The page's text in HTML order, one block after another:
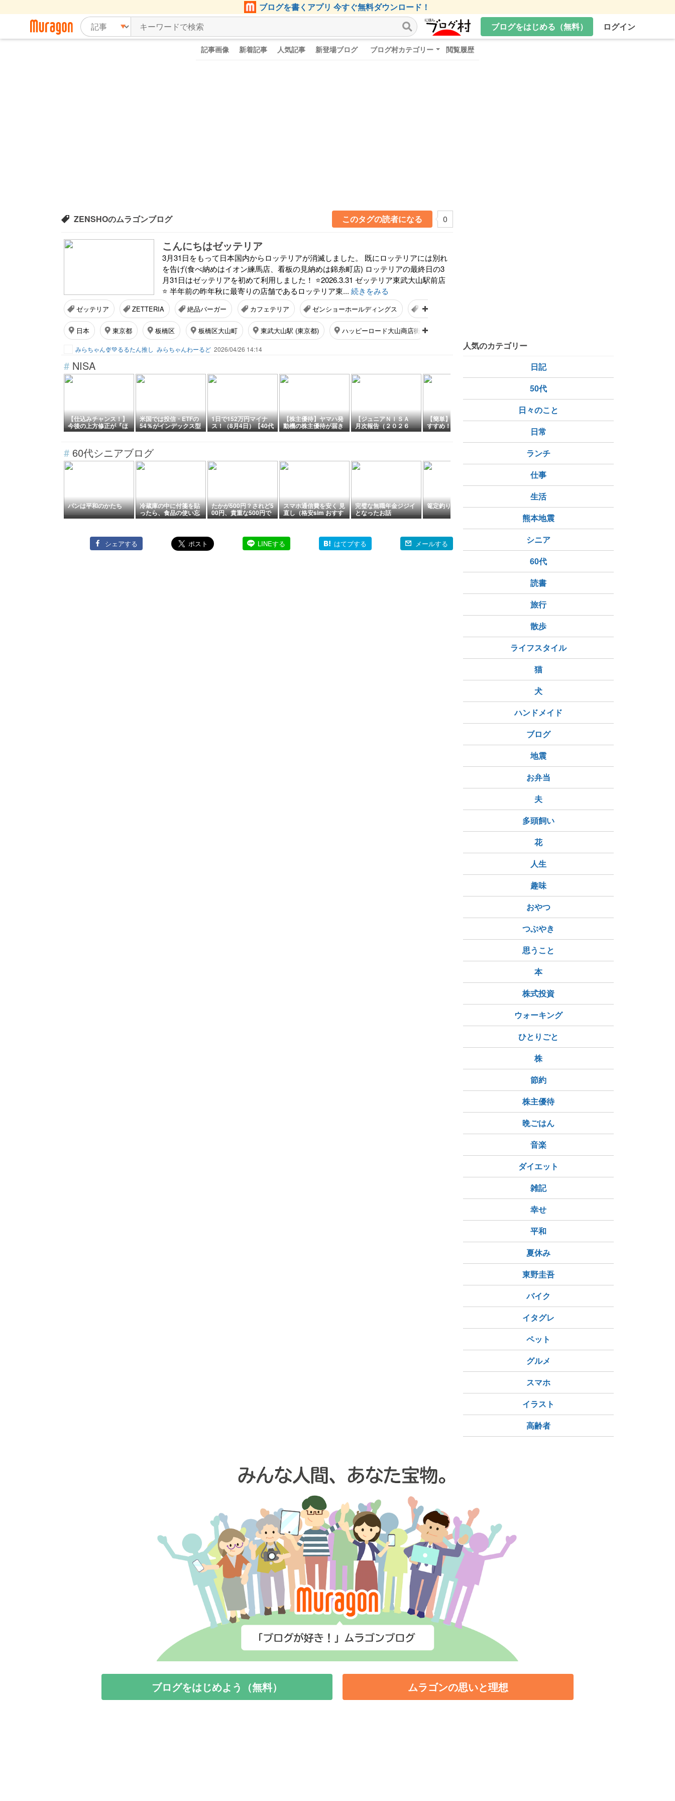
ブログを書くアプリ 今すぐ無料ダウンロード！
ブログをはじめる（無料）
ログイン
記事画像 新着記事 人気記事 新登場ブログ ブログ村カテゴリー 閲覧履歴
ZENSHOのムラゴンブログ このタグの読者になる 0
こんにちはゼッテリア
3月31日をもって日本国内からロッテリアが消滅しました。 既にロッテリアには別れ
を告げ(食べ納めはイオン練馬店、看板の見納めは錦糸町店) ロッテリアの最終日の3
月31日はゼッテリアを初めて利用しました！ ⭐2026.3.31 ゼッテリア東武大山駅前店
⭐ 半年前の昨年秋に最寄りの店舗であるロッテリア東... 続きをみる
ゼッテリア ZETTERIA 絶品バーガー カフェテリア ゼンショーホールディングス ゼンショー
日本 東京都 板橋区 板橋区大山町 東武大山駅 (東京都) ハッピーロード大山商店街
みらちゃん🍨💚るるたん推し みらちゃんわーるど 2026/04/26 14:14
# NISA
【仕込みチャンス！】
今後の上方修正が『ほ
ぼ確定的』に思える5
米国では投信・ETFの
54％がインデックス型
1日で152万円マイナ
ス！（8月4日）【40代
おひとりさまFIREの投
【株主優待】ヤマハ発
動機の株主優待が届き
ました
【ジュニアＮＩＳＡ
月次報告（２０２６
年 ７月）】
【簡単】花丸満点でお
すすめ！優秀株主優待
ベスト25【株主優待】
7月の投資結果【40代
おひとりさまFIREの資
産運用ロボフォリオよ
今日と昨日のしょぼト
# 60代シニアブログ
パンは平和のかたち 冷蔵庫の中に付箋を貼
ったら、食品の使い忘
れが減りました
たかが500円？されど5
00円、貴重な500円で
す
スマホ通信費を安く 見
直し（格安sim おすす
め）
完璧な無職年金ジジイ
となったお話
篭定釣り具の寺田さん ピンクのハイビスカス
が咲きました！
【シニアの暮らし】お
レストラン。。
シェアする LINEする はてブする メールする
人気のカテゴリー
日記
50代
日々のこと
日常
ランチ
仕事
生活
熊本地震
シニア
60代
読書
旅行
散歩
ライフスタイル
猫
犬
ハンドメイド
ブログ
地震
お弁当
夫
多頭飼い
花
人生
趣味
おやつ
つぶやき
思うこと
本
株式投資
ウォーキング
ひとりごと
株
節約
株主優待
晩ごはん
音楽
ダイエット
雑記
幸せ
平和
夏休み
東野圭吾
バイク
イタグレ
ペット
グルメ
スマホ
イラスト
高齢者
ブログをはじめよう（無料） ムラゴンの思いと理想